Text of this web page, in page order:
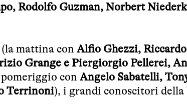
Rodolfo Guzman, Norbert
mattina con Alfio Ghezzi,
Grange e Piergiorgio Pellerei,
con Angelo Sabatelli,
Terrinoni), i grandi conoscitori